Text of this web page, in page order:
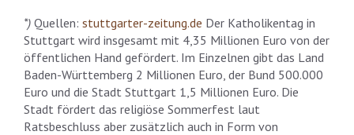
*) Quellen: stuttgarter-zeitung.de Der Katholikentag in
Stuttgart wird insgesamt mit 4,35 Millionen Euro von der
öffentlichen Hand gefördert. Im Einzelnen gibt das Land
Baden-Württemberg 2 Millionen Euro, der Bund 500.000
Euro und die Stadt Stuttgart 1,5 Millionen Euro. Die
Stadt fördert das religiöse Sommerfest laut
Ratsbeschluss aber zusätzlich auch in Form von